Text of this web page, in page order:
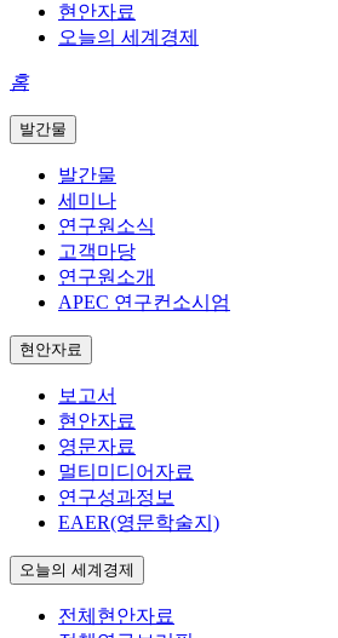
현안자료
오늘의 세계경제
홈
발간물
발간물
세미나
연구원소식
고객마당
연구원소개
APEC 연구컨소시엄
현안자료
보고서
현안자료
영문자료
멀티미디어자료
연구성과정보
EAER(영문학술지)
오늘의 세계경제
전체현안자료